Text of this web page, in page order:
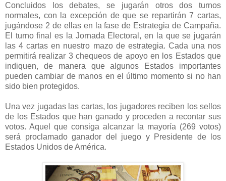
Concluidos los debates, se jugarán otros dos turnos
normales, con la excepción de que se repartirán 7 cartas,
jugándose 2 de ellas en la fase de Estrategia de Campaña.
El turno final es la Jornada Electoral, en la que se jugarán
las 4 cartas en nuestro mazo de estrategia. Cada una nos
permitirá realizar 3 chequeos de apoyo en los Estados que
indiquen, de manera que algunos Estados importantes
pueden cambiar de manos en el último momento si no han
sido bien protegidos.
Una vez jugadas las cartas, los jugadores reciben los sellos
de los Estados que han ganado y proceden a recontar sus
votos. Aquel que consiga alcanzar la mayoría (269 votos)
será proclamado ganador del juego y Presidente de los
Estados Unidos de América.